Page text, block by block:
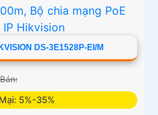
DS-3E1528P-EI/M
5%-35%